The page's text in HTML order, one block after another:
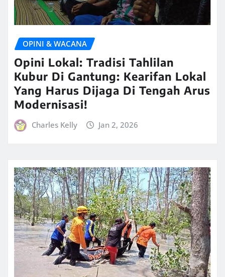
OPINI & WACANA
Opini Lokal: Tradisi Tahlilan
Kubur Di Gantung: Kearifan Lokal
Yang Harus Dijaga Di Tengah Arus
Modernisasi!
Charles Kelly Jan 2, 2026